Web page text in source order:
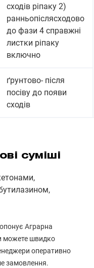
сходів ріпаку 2)
ранньопіслясходово
до фази 4 справжні
листки ріпаку
включно
ґрунтово- після
посіву до появи
сходів
суміші
Аграрна
можете швидко
оперативно
замовлення.